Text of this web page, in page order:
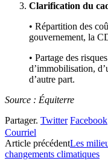
Clarification du
• Répartition des
gouvernement, la
• Partage des
d’immobilisation,
d’autre part.
Source : Équiterre
Partager. Twitter Facebook
Courriel
Article précédentLes
changements climatiques